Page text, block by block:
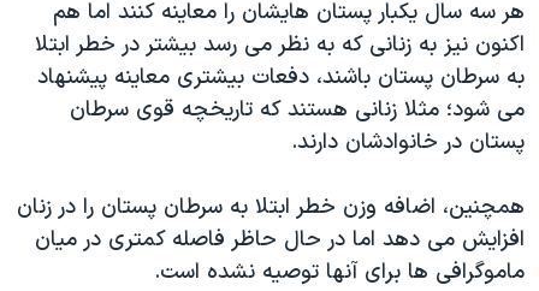
نرگس محمدی برنده جایزه نوبل صلح
همایش محافظه‌کاران آمریکا «سی‌پک»
صفحه‌های ویژه
هر سه سال یکبار پستان هایشان را معاینه کنند اما هم
اکنون نیز به زنانی که به نظر می رسد بیشتر در خطر ابتلا
به سرطان پستان باشند، دفعات بیشتری معاینه پیشنهاد
می شود؛ مثلا زنانی هستند که تاریخچه قوی سرطان
پستان در خانوادشان دارند.
همچنین، اضافه وزن خطر ابتلا به سرطان پستان را در زنان
افزایش می دهد اما در حال حاظر فاصله کمتری در میان
ماموگرافی ها برای آنها توصیه نشده است.